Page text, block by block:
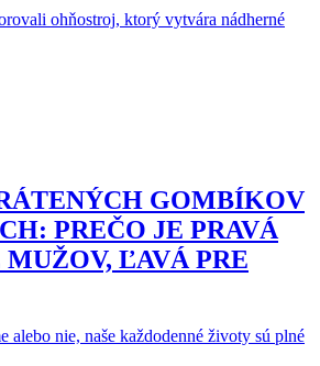
ohňostroj, ktorý vytvára nádherné
GOMBÍKOV
PREČO JE PRAVÁ
MUŽOV, ĽAVÁ PRE
alebo nie, naše každodenné životy sú plné